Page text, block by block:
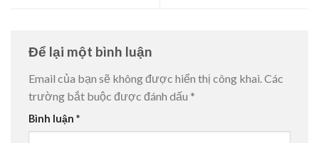
Để lại một bình luận
Email của bạn sẽ không được hiển thị công khai.Các
trường bắt buộc được đánh dấu *
Bình luận *